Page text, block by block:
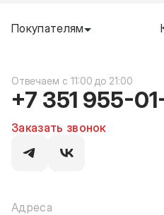
Покупателям
c 11:00 до 21:00
+7 351 955-
Заказать звонок
Адреса